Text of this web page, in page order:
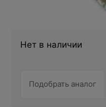
Нет в наличии
Подобрать аналог